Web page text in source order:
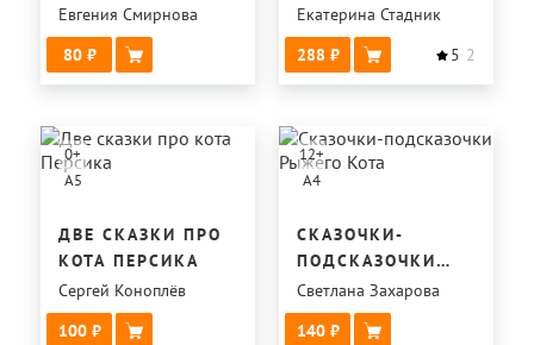
Евгения Смирнова
80
Екатерина Стадник
288
5 2
0+
A5
ДВЕ СКАЗКИ ПРО
КОТА ПЕРСИКА
Сергей Коноплёв
100
12+
A4
СКАЗОЧКИ-
ПОДСКАЗОЧКИ
РЫЖЕГО КОТА
Светлана Захарова
140